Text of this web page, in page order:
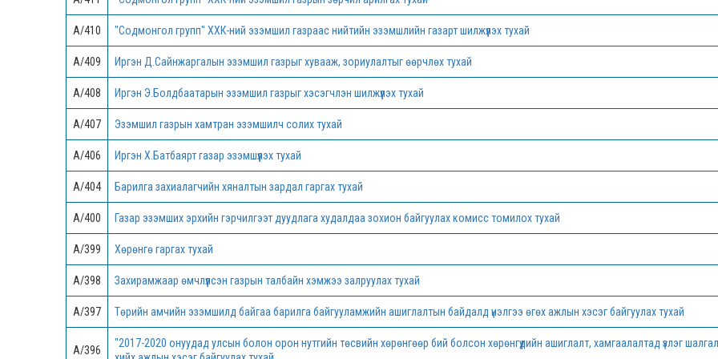
А/410 "Содмонгол групп" ХХК-ний эзэмшил газраас нийтийн эзэмшлийн газарт шилжүүлэх тухай
А/409 Иргэн Д.Сайнжаргалын эзэмшил газрыг хувааж, зориулалтыг өөрчлөх тухай
А/408 Иргэн Э.Болдбаатарын эзэмшил газрыг хэсэгчлэн шилжүүлэх тухай
А/407 Эзэмшил газрын хамтран эзэмшилч солих тухай
А/406 Иргэн Х.Батбаярт газар эзэмшүүлэх тухай
А/404 Барилга захиалагчийн хяналтын зардал гаргах тухай
А/400 Газар эзэмших эрхийн гэрчилгээт дуудлага худалдаа зохион байгуулах комисс томилох тухай
А/399 Хөрөнгө гаргах тухай
А/398 Захирамжаар өмчлүүлсэн газрын талбайн хэмжээ залруулах тухай
А/397 Төрийн амчийн эзэмшилд байгаа барилга байгууламжийн ашиглалтын байдалд үнэлгээ өгөх ажлын хэсэг байгуулах тухай
А/396
"2017-2020 онуудад улсын болон орон нутгийн төсвийн хөрөнгөөр бий болсон хөрөнгүүдийн ашиглалт, хамгаалалтад үзлэг